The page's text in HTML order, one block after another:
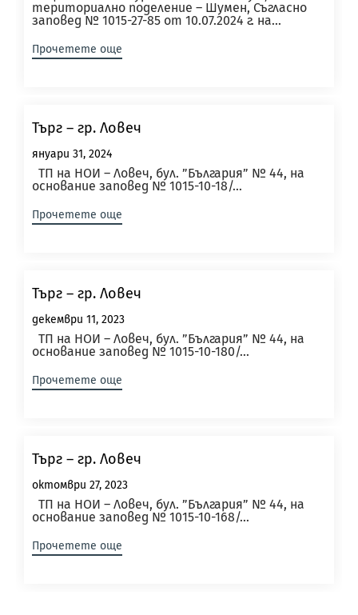
териториално поделение – Шумен, Съгласно
заповед № 1015-27-85 от 10.07.2024 г. на...
Прочетете още
Търг – гр. Ловеч
януари 31, 2024
ТП на НОИ – Ловеч, бул. ”България” № 44, на
основание заповед № 1015-10-18/...
Прочетете още
Търг – гр. Ловеч
декември 11, 2023
ТП на НОИ – Ловеч, бул. ”България” № 44, на
основание заповед № 1015-10-180/...
Прочетете още
Търг – гр. Ловеч
октомври 27, 2023
ТП на НОИ – Ловеч, бул. ”България” № 44, на
основание заповед № 1015-10-168/...
Прочетете още